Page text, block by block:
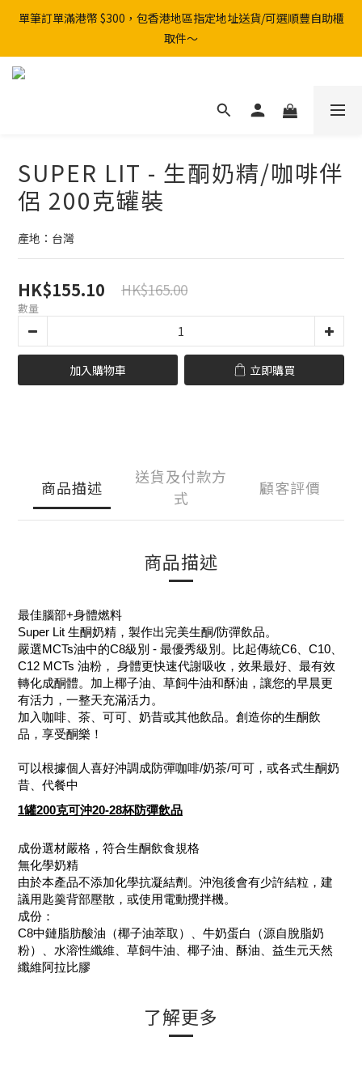
單筆訂單滿港幣 $300，包香港地區指定地址送貨/可選順豐自助櫃
取件～
SUPER LIT - 生酮奶精/咖啡伴
侶 200克罐裝
產地：台灣
HK$155.10 HK$165.00
數量
加入購物車 立即購買
商品描述
送貨及付款方
式
顧客評價
商品描述
最佳腦部+身體燃料
Super Lit 生酮奶精，製作出完美生酮/防彈飲品。
嚴選MCTs油中的C8級別 - 最優秀級別。比起傳統C6、C10、
C12 MCTs 油粉， 身體更快速代謝吸收，效果最好、最有效
轉化成酮體。加上椰子油、草飼牛油和酥油，讓您的早晨更
有活力，一整天充滿活力。
加入咖啡、茶、可可、奶昔或其他飲品。創造你的生酮飲
品，享受酮樂！
可以根據個人喜好沖調成防彈咖啡/奶茶/可可，或各式生酮奶
昔、代餐中
1罐200克可沖20-28杯防彈飲品
成份選材嚴格，符合生酮飲食規格
無化學奶精
由於本產品不添加化學抗凝結劑。沖泡後會有少許結粒，建
議用匙羹背部壓散，或使用電動攪拌機。
成份：
C8中鏈脂肪酸油（椰子油萃取）、牛奶蛋白（源自脫脂奶
粉）、水溶性纖維、草飼牛油、椰子油、酥油、益生元天然
纖維阿拉比膠
了解更多